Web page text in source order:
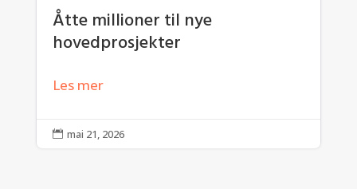
Åtte millioner til nye
hovedprosjekter
Les mer
 mai 21, 2026